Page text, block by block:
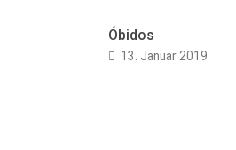
Óbidos
13. Januar 2019